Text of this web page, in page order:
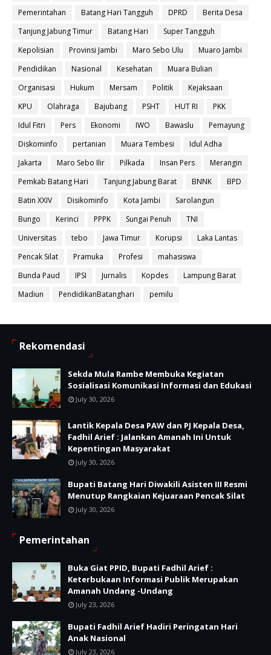
Pemerintahan
Batang Hari Tangguh DPRD
Berita Desa
Tanjung Jabung Timur
Batang Hari
Super Tangguh
Kepolisian
Provinsi Jambi Maro Sebo Ulu
Muaro Jambi
Pendidikan
Nasional Kesehatan
Muara Bulian
Organisasi
Hukum Mersam Politik
Kejaksaan
KPU
Olahraga Bajubang PSHT HUT RI
PKK
Idul Fitri
Pers Ekonomi IWO Bawaslu
Pemayung
Diskominfo
pertanian Muara Tembesi
Idul Adha
Jakarta
Maro Sebo Ilir Pilkada Insan Pers
Merangin
Pemkab Batang Hari
Tanjung Jabung Barat BNNK
BPD
Batin XXIV
Disikominfo Kota Jambi
Sarolangun
Bungo
Kerinci PPPK Sungai Penuh
TNI
Universitas
tebo Jawa Timur Korupsi
Laka Lantas
Pencak Silat
Pramuka Profesi
mahasiswa
Bunda Paud
IPSI Jurnalis Kopdes
Lampung Barat
Madiun
PendidikanBatanghari pemilu
Rekomendasi
Sekda Mula Rambe Membuka Kegiatan
Sosialisasi Komunikasi Informasi dan Edukasi
July 30, 2026
Lantik Kepala Desa PAW dan PJ Kepala Desa,
Fadhil Arief : Jalankan Amanah Ini Untuk
Kepentingan Masyarakat
July 30, 2026
Bupati Batang Hari Diwakili Asisten III Resmi
Menutup Rangkaian Kejuaraan Pencak Silat
July 30, 2026
Pemerintahan
Buka Giat PPID, Bupati Fadhil Arief :
Keterbukaan Informasi Publik Merupakan
Amanah Undang -Undang
July 23, 2026
Bupati Fadhil Arief Hadiri Peringatan Hari
Anak Nasional
July 23, 2026